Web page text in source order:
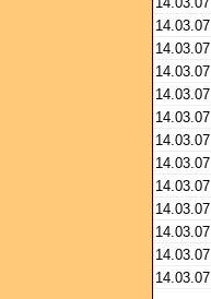
14.03.07
14.03.07
14.03.07
14.03.07
14.03.07
14.03.07
14.03.07
14.03.07
14.03.07
14.03.07
14.03.07
14.03.07